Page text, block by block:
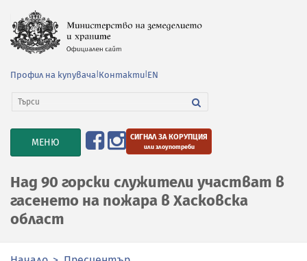
Профил на купувача Контакти EN
TOGGLE
NAVIGATION
МЕНЮ СИГНАЛ ЗА КОРУПЦИЯ
или злоупотреби
Над 90 горски служители участват в
гасенето на пожара в Хасковска
област